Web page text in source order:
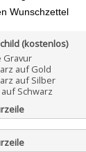
Wunschzettel
(kostenlos)
Gravur
auf Gold
auf Silber
Schwarz